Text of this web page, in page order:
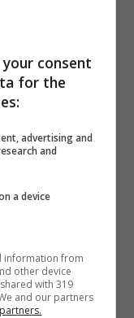
12
Da
consent
for the
advertising and
and
a device
information from
other device
with 319
and our partners